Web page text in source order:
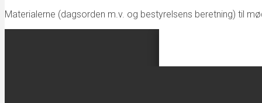
Materialerne (dagsorden m.v. og bestyrelsens beretning) til